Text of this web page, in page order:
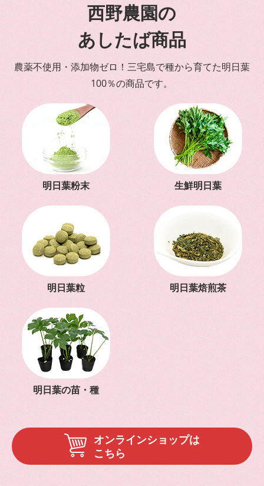
西野農園の
あしたば商品
農薬不使用・添加物ゼロ！三宅島で種から育てた明日葉
100％の商品です。
明日葉粉末 生鮮明日葉
明日葉粒 明日葉焙煎茶
明日葉の苗・種
オンラインショップは
こちら